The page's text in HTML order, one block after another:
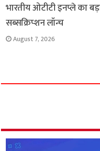
भारतीय ओटीटी इनप्ले का
सब्सक्रिप्शन लॉन्च
August 7, 2026